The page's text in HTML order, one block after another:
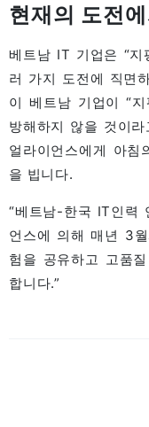
현재의 도전
베트남 IT 기업은 “지
러 가지 도전에 직면
이 베트남 기업이 “
방해하지 않을 것이
얼라이언스에게 아
을 빕니다.
“베트남-한국 IT인력
언스에 의해 매년 3
험을 공유하고 고품
합니다.”